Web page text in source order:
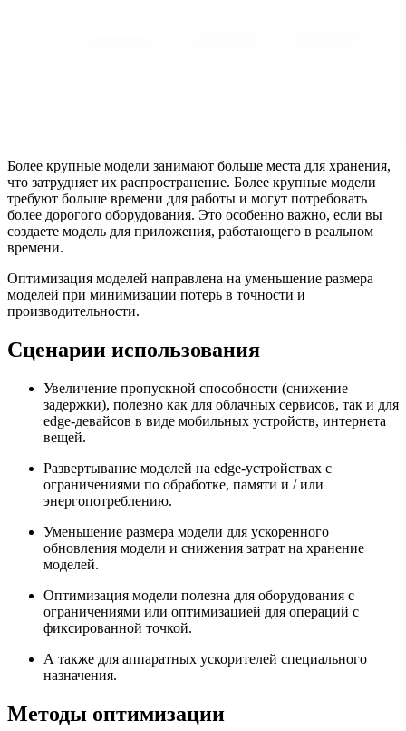
Более крупные модели занимают больше места для хранения,
что затрудняет их распространение. Более крупные модели
требуют больше времени для работы и могут потребовать
более дорогого оборудования. Это особенно важно, если вы
создаете модель для приложения, работающего в реальном
времени.
Оптимизация моделей направлена на уменьшение размера
моделей при минимизации потерь в точности и
производительности.
Сценарии использования
Увеличение пропускной способности (снижение
задержки), полезно как для облачных сервисов, так и для
edge-девайсов в виде мобильных устройств, интернета
вещей.
Развертывание моделей на edge-устройствах с
ограничениями по обработке, памяти и / или
энергопотреблению.
Уменьшение размера модели для ускоренного
обновления модели и снижения затрат на хранение
моделей.
Оптимизация модели полезна для оборудования с
ограничениями или оптимизацией для операций с
фиксированной точкой.
А также для аппаратных ускорителей специального
назначения.
Методы оптимизации